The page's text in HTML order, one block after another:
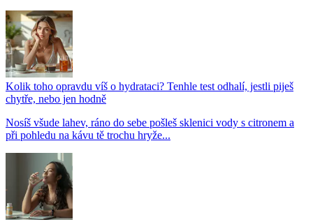
Kolik toho opravdu víš o hydrataci? Tenhle test odhalí, jestli piješ
chytře, nebo jen hodně
Nosíš všude lahev, ráno do sebe pošleš sklenici vody s citronem a
při pohledu na kávu tě trochu hryže...